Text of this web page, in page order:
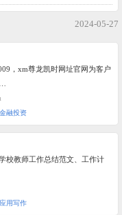
2024-05-27
，xm尊龙凯时网址官网为客户
融投资
校教师工作总结范文、工作计
用写作